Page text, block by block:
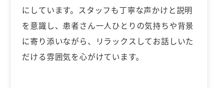
にしています。スタッフも丁寧な声かけと説明
を意識し、患者さん一人ひとりの気持ちや背景
に寄り添いながら、リラックスしてお話しいた
だける雰囲気を心がけています。